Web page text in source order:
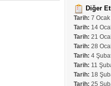
Diğer
Tarih: 7
Tarih: 14
Tarih: 21
Tarih: 28
Tarih: 4
Tarih: 11
Tarih: 18
Tarih: 25